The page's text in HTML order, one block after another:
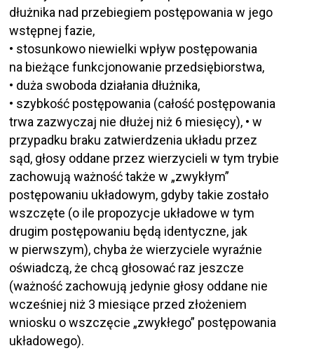
dłużnika nad przebiegiem postępowania w jego
wstępnej fazie,
• stosunkowo niewielki wpływ postępowania
na bieżące funkcjonowanie przedsiębiorstwa,
• duża swoboda działania dłużnika,
• szybkość postępowania (całość postępowania
trwa zazwyczaj nie dłużej niż 6 miesięcy), • w
przypadku braku zatwierdzenia układu przez
sąd, głosy oddane przez wierzycieli w tym trybie
zachowują ważność także w „zwykłym”
postępowaniu układowym, gdyby takie zostało
wszczęte (o ile propozycje układowe w tym
drugim postępowaniu będą identyczne, jak
w pierwszym), chyba że wierzyciele wyraźnie
oświadczą, że chcą głosować raz jeszcze
(ważność zachowują jedynie głosy oddane nie
wcześniej niż 3 miesiące przed złożeniem
wniosku o wszczęcie „zwykłego” postępowania
układowego).